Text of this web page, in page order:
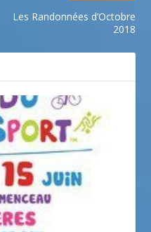
Les Randonnées d’Octobre
2018